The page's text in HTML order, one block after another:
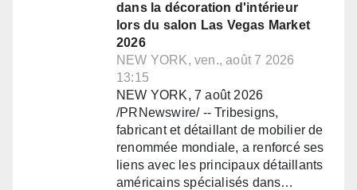
dans la décoration d'intérieur
lors du salon Las Vegas Market
2026
NEW YORK, ven., août 7 2026
13:15
NEW YORK, 7 août 2026
/PRNewswire/ -- Tribesigns,
fabricant et détaillant de mobilier de
renommée mondiale, a renforcé ses
liens avec les principaux détaillants
américains spécialisés dans…